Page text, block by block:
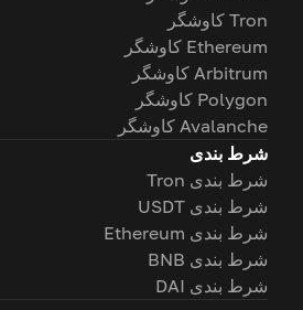
Tron کاوشگر
Ethereum کاوشگر
Arbitrum کاوشگر
Polygon کاوشگر
Avalanche کاوشگر
شرط بندی
شرط بندی Tron
شرط بندی USDT
شرط بندی Ethereum
شرط بندی BNB
شرط بندی DAI